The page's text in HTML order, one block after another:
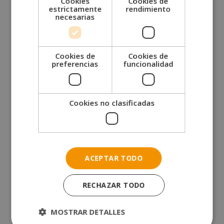
Solicita más información
estrictamente
necesarias
rendimiento
Cookies de
preferencias
Cookies de
funcionalidad
Cookies no clasificadas
ACEPTAR TODO
RECHAZAR TODO
MOSTRAR DETALLES